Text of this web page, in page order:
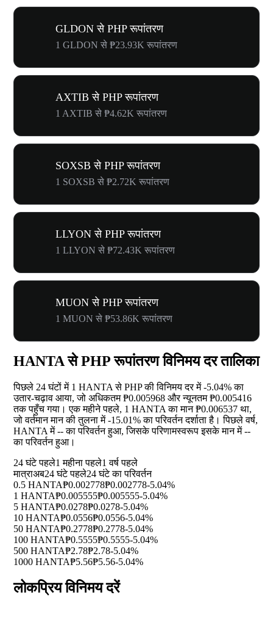
GLDON से PHP रूपांतरण
1 GLDON से ₱23.93K रूपांतरण
AXTIB से PHP रूपांतरण
1 AXTIB से ₱4.62K रूपांतरण
SOXSB से PHP रूपांतरण
1 SOXSB से ₱2.72K रूपांतरण
LLYON से PHP रूपांतरण
1 LLYON से ₱72.43K रूपांतरण
MUON से PHP रूपांतरण
1 MUON से ₱53.86K रूपांतरण
HANTA से PHP रूपांतरण विनिमय दर तालिका
पिछले 24 घंटों में 1 HANTA से PHP की विनिमय दर में-5.04%का
उतार-चढ़ाव आया, जो अधिकतम ₱0.005968 और न्यूनतम ₱0.005416
तक पहुँच गया। एक महीने पहले, 1 HANTA का मान ₱0.006537 था,
जो वर्तमान मान की तुलना में-15.01%का परिवर्तन दर्शाता है। पिछले वर्ष,
HANTA में--का परिवर्तन हुआ, जिसके परिणामस्वरूप इसके मान में--
का परिवर्तन हुआ।
24 घंटे पहले1 महीना पहले1 वर्ष पहले
मात्राअब24 घंटे पहले24 घंटे का परिवर्तन
0.5 HANTA₱0.002778₱0.002778-5.04%
1 HANTA₱0.005555₱0.005555-5.04%
5 HANTA₱0.0278₱0.0278-5.04%
10 HANTA₱0.0556₱0.0556-5.04%
50 HANTA₱0.2778₱0.2778-5.04%
100 HANTA₱0.5555₱0.5555-5.04%
500 HANTA₱2.78₱2.78-5.04%
1000 HANTA₱5.56₱5.56-5.04%
लोकप्रिय विनिमय दरें